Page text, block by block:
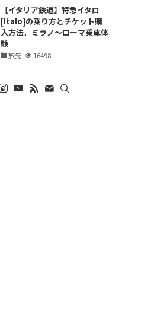
【イタリア鉄道】特急イタロ
[Italo]の乗り方とチケット購
入方法。ミラノ〜ローマ乗車体
験
旅先 16498